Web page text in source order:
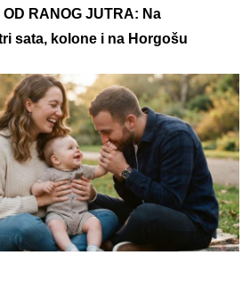
RANOG JUTRA: Na
sata, kolone i na Horgošu